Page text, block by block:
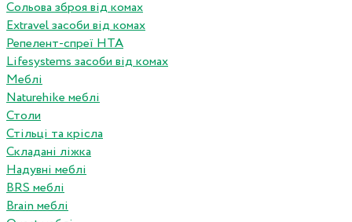
Сольова зброя від комах
Extravel засоби від комах
Репелент-спреї HTA
Lifesystems засоби від комах
Меблі
Naturehike меблі
Столи
Стільці та крісла
Складані ліжка
Надувні меблі
BRS меблі
Brain меблі